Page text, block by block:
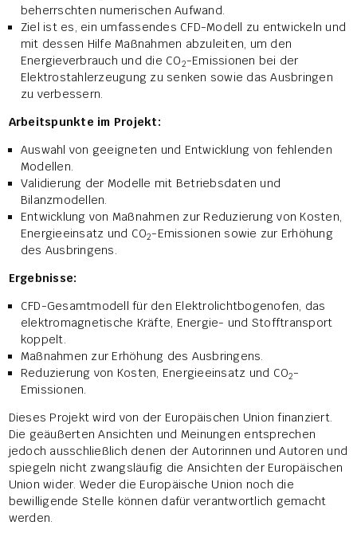
beherrschten numerischen Aufwand.
Ziel ist es, ein umfassendes CFD-Modell zu entwickeln und
mit dessen Hilfe Maßnahmen abzuleiten, um den
Energieverbrauch und die CO2-Emissionen bei der
Elektrostahlerzeugung zu senken sowie das Ausbringen
zu verbessern.
Arbeitspunkte im Projekt:
Auswahl von geeigneten und Entwicklung von fehlenden
Modellen.
Validierung der Modelle mit Betriebsdaten und
Bilanzmodellen.
Entwicklung von Maßnahmen zur Reduzierung von Kosten,
Energieeinsatz und CO2-Emissionen sowie zur Erhöhung
des Ausbringens.
Ergebnisse:
CFD-Gesamtmodell für den Elektrolichtbogenofen, das
elektromagnetische Kräfte, Energie- und Stofftransport
koppelt.
Maßnahmen zur Erhöhung des Ausbringens.
Reduzierung von Kosten, Energieeinsatz und CO2-
Emissionen.
Dieses Projekt wird von der Europäischen Union finanziert.
Die geäußerten Ansichten und Meinungen entsprechen
jedoch ausschließlich denen der Autorinnen und Autoren und
spiegeln nicht zwangsläufig die Ansichten der Europäischen
Union wider. Weder die Europäische Union noch die
bewilligende Stelle können dafür verantwortlich gemacht
werden.